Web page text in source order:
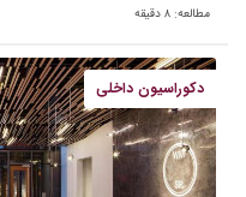
مطالعه: ۸ دقیقه
دکوراسیون داخلی